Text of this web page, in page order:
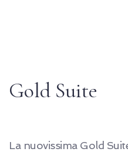
Gold Suite
La nuovissima Gold